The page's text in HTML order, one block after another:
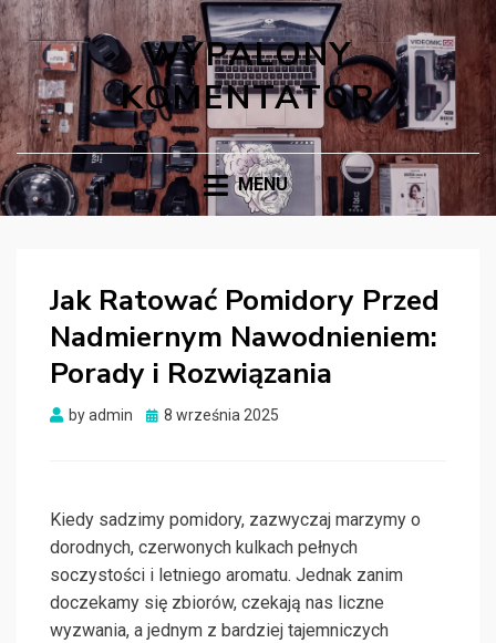
WYPALONY
KOMENTATOR
MENU
Jak Ratować Pomidory Przed
Nadmiernym Nawodnieniem:
Porady i Rozwiązania
byadmin
Posted
8 września 2025
Kiedy sadzimy pomidory, zazwyczaj marzymy o
dorodnych, czerwonych kulkach pełnych
soczystości i letniego aromatu. Jednak zanim
doczekamy się zbiorów, czekają nas liczne
wyzwania, a jednym z bardziej tajemniczych